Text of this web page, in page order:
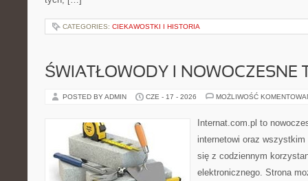
CATEGORIES: CIEKAWOSTKI I HISTORIA
ŚWIATŁOWODY I NOWOCZESNE
POSTED BY ADMIN CZE - 17 - 2026 MOŻLIWOŚĆ
Internat.com.pl to
internetowi oraz
się z codziennym
elektronicznego. Strona